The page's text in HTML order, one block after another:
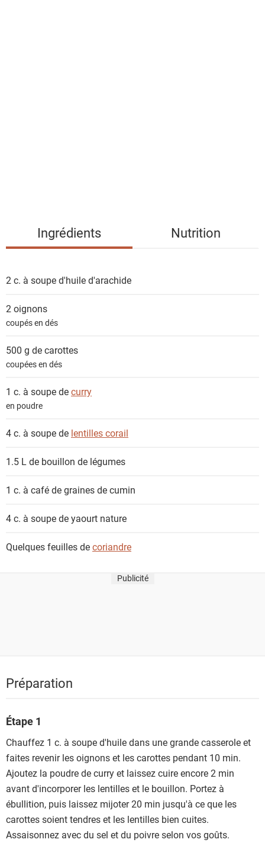
i
s
Ingrédients Nutrition
2 c. à souped'huile d'arachide
2 oignons
coupés en dés
500 g decarottes
coupées en dés
1 c. à soupe decurry
en poudre
4 c. à soupe de lentilles corail
1.5 L de bouillon de légumes
1 c. à café degraines de cumin
4 c. à soupe deyaourt nature
Quelques feuilles decoriandre
Publicité
Préparation
Étape 1
Chauffez 1 c. à soupe d'huile dans une grande casserole et
faites revenir les oignons et les carottes pendant 10 min.
Ajoutez la poudre de curry et laissez cuire encore 2 min
avant d'incorporer les lentilles et le bouillon. Portez à
ébullition, puis laissez mijoter 20 min jusqu'à ce que les
carottes soient tendres et les lentilles bien cuites.
Assaisonnez avec du sel et du poivre selon vos goûts.